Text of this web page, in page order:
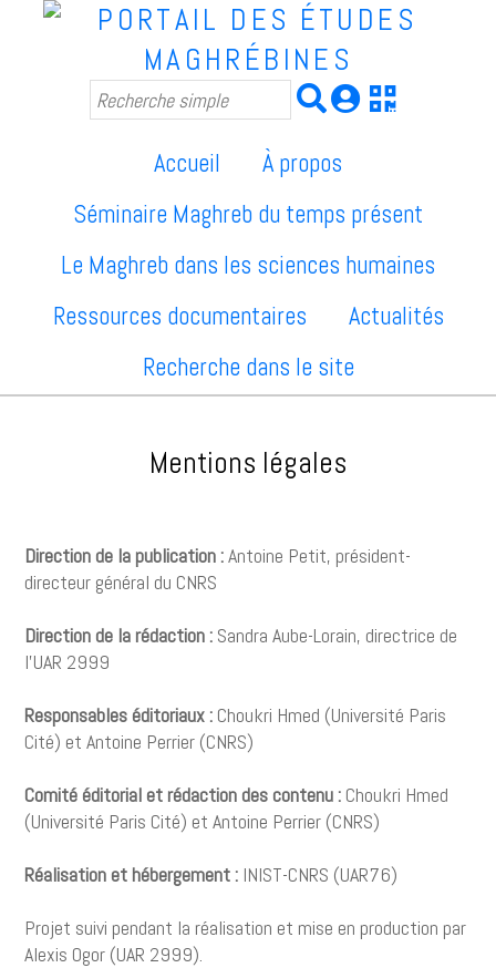
Accueil
À propos
Séminaire Maghreb du temps présent
Le Maghreb dans les sciences humaines
Ressources documentaires
Actualités
Recherche dans le site
Mentions légales
Direction de la publication :Antoine Petit, président-
directeur général du CNRS
Direction de la rédaction : Sandra Aube-Lorain, directrice de
l'UAR 2999
Responsables éditoriaux : Choukri Hmed (Université Paris
Cité) et Antoine Perrier (CNRS)
Comité éditorial et rédaction des contenu : Choukri Hmed
(Université Paris Cité) et Antoine Perrier (CNRS)
Réalisation et hébergement : INIST-CNRS (UAR76)
Projet suivi pendant la réalisation et mise en production par
Alexis Ogor (UAR 2999).